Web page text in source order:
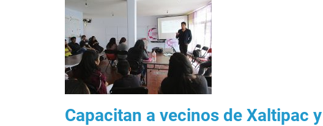
Capacitan a vecinos de Xaltipac